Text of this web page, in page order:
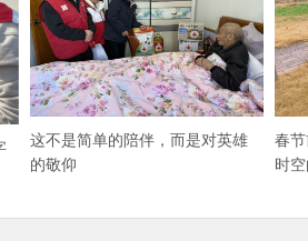
这不是简单的陪伴，而是对英雄
的敬仰
春
时